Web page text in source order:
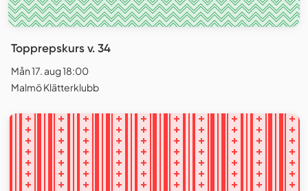
Topprepskurs v. 34
Mån 17. aug 18:00
Malmö Klätterklubb